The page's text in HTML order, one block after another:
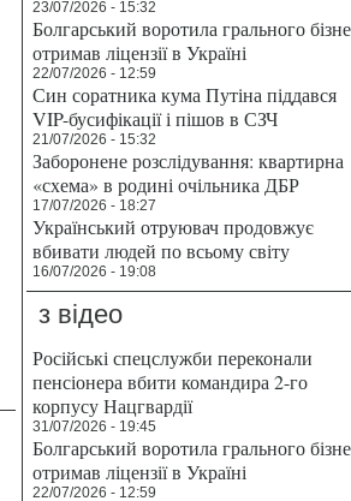
23/07/2026 - 15:32
Болгарський воротила грального
отримав ліцензії в Україні
22/07/2026 - 12:59
Син соратника кума Путіна піддався
VIP-бусифікації і пішов в СЗЧ
21/07/2026 - 15:32
Заборонене розслідування: квартирна
«схема» в родині очільника ДБР
17/07/2026 - 18:27
Український отруювач продовжує
вбивати людей по всьому світу
16/07/2026 - 19:08
з відео
Російські спецслужби переконали
пенсіонера вбити командира 2-го
корпусу Нацгвардії
31/07/2026 - 19:45
Болгарський воротила грального
отримав ліцензії в Україні
22/07/2026 - 12:59